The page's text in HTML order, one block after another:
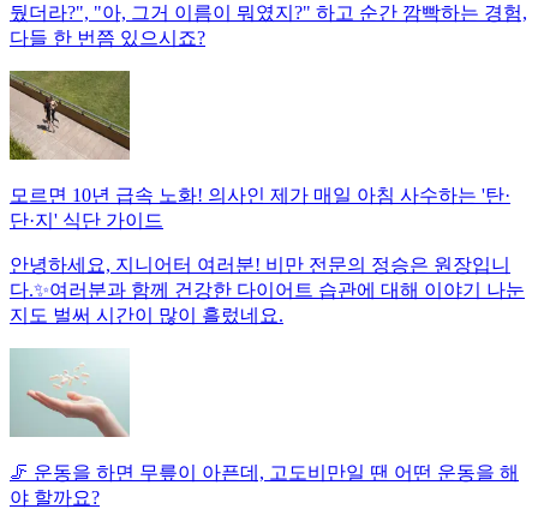
뒀더라?", "아, 그거 이름이 뭐였지?" 하고 순간 깜빡하는 경험,
다들 한 번쯤 있으시죠?
모르면 10년 급속 노화! 의사인 제가 매일 아침 사수하는 '탄·
단·지' 식단 가이드
안녕하세요, 지니어터 여러분! 비만 전문의 정승은 원장입니
다.✨여러분과 함께 건강한 다이어트 습관에 대해 이야기 나눈
지도 벌써 시간이 많이 흘렀네요.
🦵 운동을 하면 무릎이 아픈데, 고도비만일 땐 어떤 운동을 해
야 할까요?